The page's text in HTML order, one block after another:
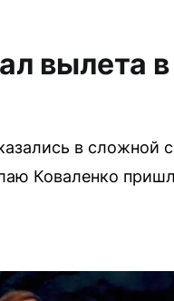
вылета
в сложной
Коваленко